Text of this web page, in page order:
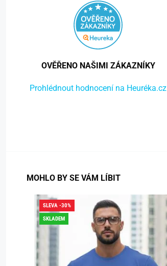
OVĚŘENO NAŠIMI ZÁKAZNÍKY
Prohlédnout hodnocení na Heuréka.cz
MOHLO BY SE VÁM LÍBIT
SLEVA -30%
SKLADEM